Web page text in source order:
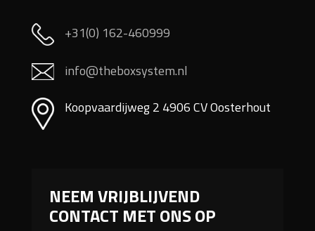
+31(0) 162-460999
info@theboxsystem.nl
Koopvaardijweg 2 4906 CV Oosterhout
NEEM VRIJBLIJVEND
CONTACT MET ONS OP